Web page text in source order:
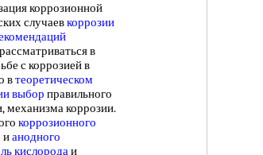
коррозионной
случаевкоррозии
рассматриваться в
с коррозией в
втеоретическом
выбор правильного
механизма коррозии.
коррозионного
ианодного
кислородаи